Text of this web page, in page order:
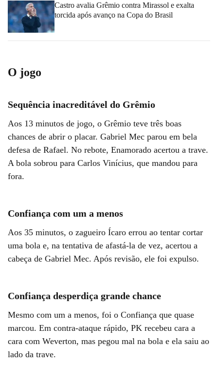
Castro avalia Grêmio contra Mirassol e exalta
torcida após avanço na Copa do Brasil
O jogo
Sequência inacreditável do Grêmio
Aos 13 minutos de jogo, o Grêmio teve três boas
chances de abrir o placar. Gabriel Mec parou em bela
defesa de Rafael. No rebote, Enamorado acertou a trave.
A bola sobrou para Carlos Vinícius, que mandou para
fora.
Confiança com um a menos
Aos 35 minutos, o zagueiro Ícaro errou ao tentar cortar
uma bola e, na tentativa de afastá-la de vez, acertou a
cabeça de Gabriel Mec. Após revisão, ele foi expulso.
Confiança desperdiça grande chance
Mesmo com um a menos, foi o Confiança que quase
marcou. Em contra-ataque rápido, PK recebeu cara a
cara com Weverton, mas pegou mal na bola e ela saiu ao
lado da trave.